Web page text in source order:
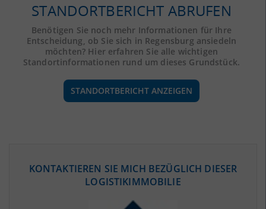
STANDORTBERICHT ABRUFEN
Benötigen Sie noch mehr Informationen für Ihre
Entscheidung, ob Sie sich in Regensburg ansiedeln
möchten? Hier erfahren Sie alle wichtigen
Standortinformationen rund um dieses Grundstück.
STANDORTBERICHT ANZEIGEN
(STAND: 12/2019)
KONTAKTIEREN SIE MICH BEZÜGLICH DIESER
LOGISTIKIMMOBILIE